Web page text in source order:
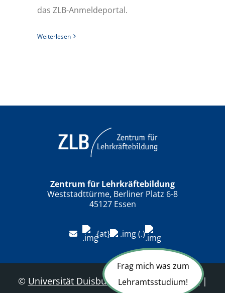
das ZLB-Anmeldeportal.
Weiterlesen
Zentrum für Lehrkräftebildung
Weststadttürme, Berliner Platz 6-8
45127 Essen
{at} (.)
© Universität Duisburg-Essen| Sitemap|
Frag mich was zum
Lehramtsstudium!